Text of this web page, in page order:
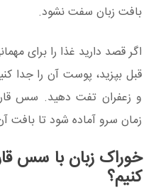
بافت زبان سفت نشود.
اگر قصد دارید غذا را برای
قبل بپزید، پوست آن را جدا
و زعفران تفت دهید. سس
زمان سرو آماده شود تا بافت
خوراک زبان با سس
کنیم؟